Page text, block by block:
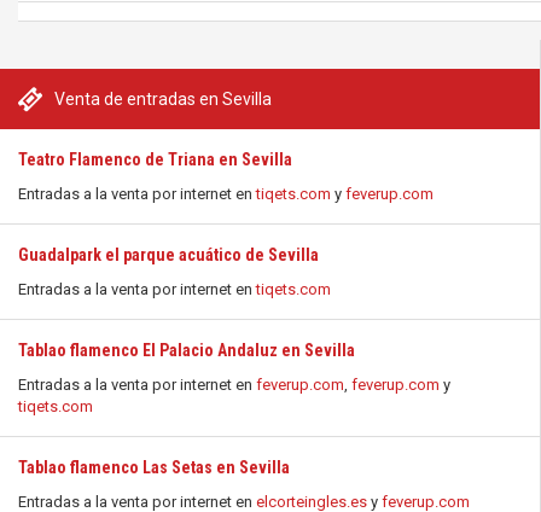
Venta de entradas en Sevilla
Teatro Flamenco de Triana en Sevilla
Entradas a la venta por internet entiqets.com y feverup.com
Guadalpark el parque acuático de Sevilla
Entradas a la venta por internet entiqets.com
Tablao flamenco El Palacio Andaluz en Sevilla
Entradas a la venta por internet en feverup.com, feverup.com y
tiqets.com
Tablao flamenco Las Setas en Sevilla
Entradas a la venta por internet en elcorteingles.es y feverup.com